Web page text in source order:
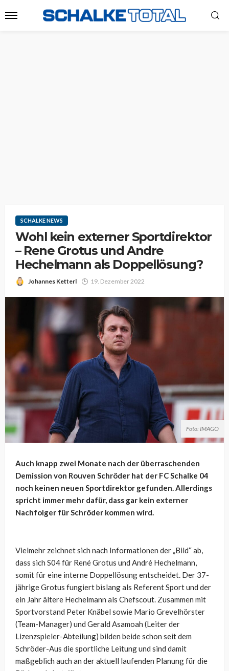
SCHALKE NEWS
Wohl kein externer Sportdirektor
– Rene Grotus und Andre
Hechelmann als Doppellösung?
Johannes Ketterl 19. Dezember 2022
Foto: IMAGO
Auch knapp zwei Monate nach der überraschenden
Demission von Rouven Schröder hat der FC Schalke 04
noch keinen neuen Sportdirektor gefunden. Allerdings
spricht immer mehr dafür, dass gar kein externer
Nachfolger für Schröder kommen wird.
Vielmehr zeichnet sich nach Informationen der „Bild“ ab,
dass sich S04 für René Grotus und André Hechelmann,
somit für eine interne Doppellösung entscheidet. Der 37-
jährige Grotus fungiert bislang als Referent Sport und der
ein Jahr ältere Hechelmann als Chefscout. Zusammen mit
Sportvorstand Peter Knäbel sowie Mario Grevelhörster
(Team-Manager) und Gerald Asamoah (Leiter der
Lizenzspieler-Abteilung) bilden beide schon seit dem
Schröder-Aus die sportliche Leitung und sind damit
maßgeblich auch an der aktuell laufenden Planung für die